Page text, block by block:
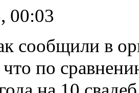
00:03
сообщили в
по